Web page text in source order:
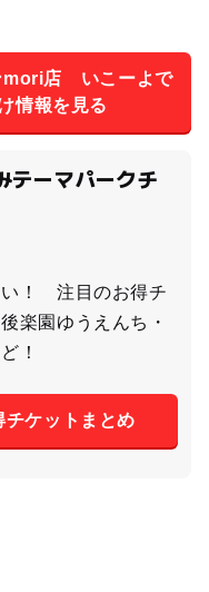
mori店 いこーよで
情報を見る
ーマパークチ
い！ 注目のお得チ
楽園ゆうえんち・
！
ケットまとめ